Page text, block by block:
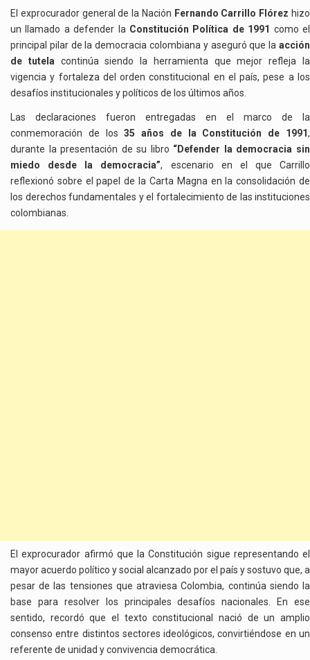
El exprocurador general de la Nación Fernando Carrillo Flórez hizo
un llamado a defender la Constitución Política de 1991 como el
principal pilar de la democracia colombiana y aseguró que la acción
de tutela continúa siendo la herramienta que mejor refleja la
vigencia y fortaleza del orden constitucional en el país, pese a los
desafíos institucionales y políticos de los últimos años.
Las declaraciones fueron entregadas en el marco de la
conmemoración de los35 años de la Constitución de 1991,
durante la presentación de su libro “Defender la democracia sin
miedo desde la democracia”, escenario en el que Carrillo
reflexionó sobre el papel de la Carta Magna en la consolidación de
los derechos fundamentales y el fortalecimiento de las instituciones
colombianas.
El exprocurador afirmó que la Constitución sigue representando el
mayor acuerdo político y social alcanzado por el país y sostuvo que, a
pesar de las tensiones que atraviesa Colombia, continúa siendo la
base para resolver los principales desafíos nacionales. En ese
sentido, recordó que el texto constitucional nació de un amplio
consenso entre distintos sectores ideológicos, convirtiéndose en un
referente de unidad y convivencia democrática.